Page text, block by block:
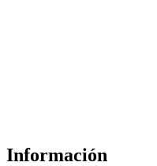
Información